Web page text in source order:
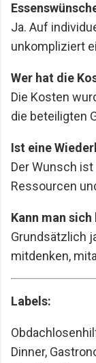
Ja. Auf
unkompliziert
Wer hat die
Die Kosten
die beteiligten
Ist eine
Der Wunsch ist
Ressourcen
Kann man
Grundsätzlich
mitdenken,
Labels:
Dinner,